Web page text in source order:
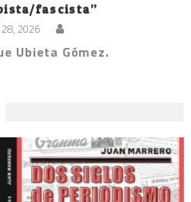
fascista”
2026
Ubieta Gómez.